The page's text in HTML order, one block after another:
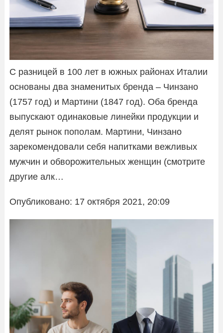
С разницей в 100 лет в южных районах Италии
основаны два знаменитых бренда – Чинзано
(1757 год) и Мартини (1847 год). Оба бренда
выпускают одинаковые линейки продукции и
делят рынок пополам. Мартини, Чинзано
зарекомендовали себя напитками вежливых
мужчин и обворожительных женщин (смотрите
другие алк…
Опубликовано: 17 октября 2021, 20:09